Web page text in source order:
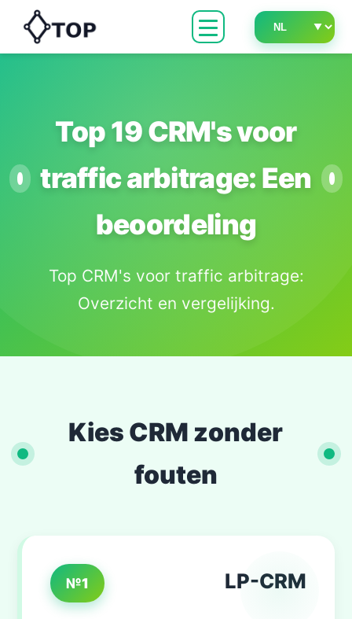
Top 19 CRM's voor
traffic arbitrage: Een
beoordeling
Top CRM's voor traffic arbitrage:
Overzicht en vergelijking.
Kies CRM zonder
fouten
№1 LP-CRM